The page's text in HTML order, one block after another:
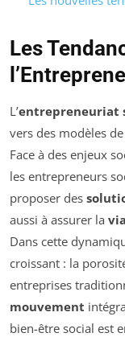
Les
L’entrepreneuriat
vers des modèles
Face à des enjeux
les entrepreneurs
proposer des
aussi à assurer la
Dans cette
croissant : la
entreprises
mouvement
bien-être social est